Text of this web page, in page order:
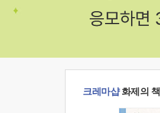
크레마샵화제의 책